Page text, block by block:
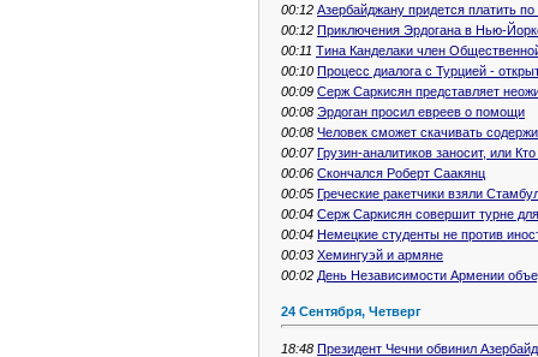
00:12 Азербайджану придется платить
00:12 Приключения Эрдогана в Нью-
00:11 Тина Канделаки член
00:10 Процесс диалога с Турцией -
00:09 Серж Саркисян представляет
00:08 Эрдоган просил евреев о помощи
00:08 Человек сможет скачивать
00:07 Грузин-аналитиков заносит, или
00:06 Скончался Роберт Саакянц
00:05 Греческие ракетчики взяли
00:04 Серж Саркисян совершит турне
00:04 Немецкие студенты не против
00:03 Хемингуэй и армяне
00:02 День Независимости Армении
24 Сентября, Четверг
18:48 Президент Чечни обвинил